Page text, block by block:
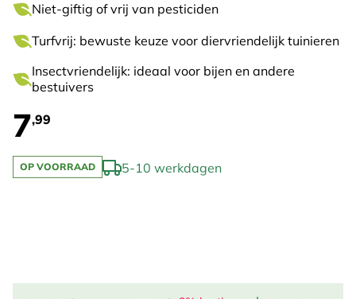
Niet-giftig of vrij van pesticiden
Turfvrij: bewuste keuze voor diervriendelijk tuinieren
Insectvriendelijk: ideaal voor bijen en andere
bestuivers
7,99
OP VOORRAAD 5-10 werkdagen